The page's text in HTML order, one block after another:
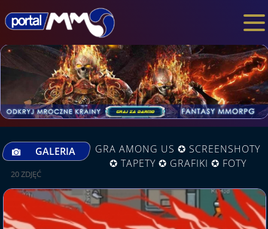
GALERIA
GRA AMONG US ✪ SCREENSHOTY
✪ TAPETY ✪ GRAFIKI ✪ FOTY
20 ZDJĘĆ